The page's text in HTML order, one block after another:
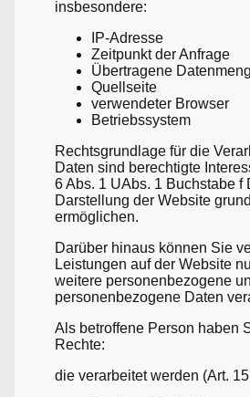
insbesondere:
IP-Adresse
Zeitpunkt der Anfrage
Übertragene
Quellseite
verwendeter Browser
Betriebssystem
Rechtsgrundlage für die
Daten sind berechtigte
6 Abs. 1 UAbs. 1 Buchstabe f
Darstellung der Website
ermöglichen.
Darüber hinaus können Sie
Leistungen auf der Website
weitere personenbezogene
personenbezogene Daten
Als betroffene Person haben
Rechte:
die verarbeitet werden (Art.